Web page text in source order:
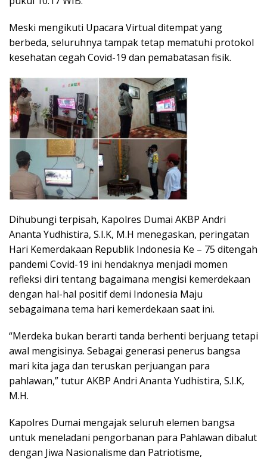
Meski mengikuti Upacara Virtual ditempat yang
berbeda, seluruhnya tampak tetap mematuhi protokol
kesehatan cegah Covid-19 dan pemabatasan fisik.
Dihubungi terpisah, Kapolres Dumai AKBP Andri
Ananta Yudhistira, S.I.K, M.H menegaskan, peringatan
Hari Kemerdakaan Republik Indonesia Ke – 75 ditengah
pandemi Covid-19 ini hendaknya menjadi momen
refleksi diri tentang bagaimana mengisi kemerdekaan
dengan hal-hal positif demi Indonesia Maju
sebagaimana tema hari kemerdekaan saat ini.
“Merdeka bukan berarti tanda berhenti berjuang tetapi
awal mengisinya. Sebagai generasi penerus bangsa
mari kita jaga dan teruskan perjuangan para
pahlawan,” tutur AKBP Andri Ananta Yudhistira, S.I.K,
M.H.
Kapolres Dumai mengajak seluruh elemen bangsa
untuk meneladani pengorbanan para Pahlawan dibalut
dengan Jiwa Nasionalisme dan Patriotisme,